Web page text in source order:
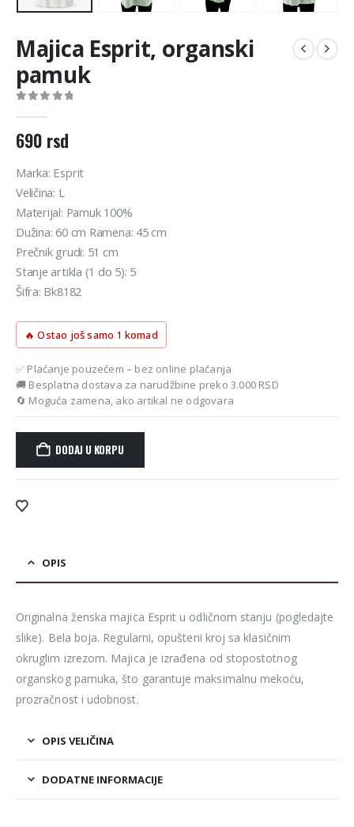
Majica Esprit, organski
pamuk
690 rsd
Marka: Esprit
Veličina: L
Materijal: Pamuk 100%
Dužina: 60 cm Ramena: 45 cm
Prečnik grudi: 51 cm
Stanje artikla (1 do 5): 5
Šifra: Bk8182
🔥 Ostao još samo 1 komad
✅ Plaćanje pouzećem – bez online plaćanja
🚚 Besplatna dostava za narudžbine preko 3.000 RSD
🔄 Moguća zamena, ako artikal ne odgovara
DODAJ U KORPU
Alternative:
OPIS
Originalna ženska majica Esprit u odličnom stanju (pogledajte
slike). Bela boja. Regularni, opušteni kroj sa klasičnim
okruglim izrezom. Majica je izrađena od stopostotnog
organskog pamuka, što garantuje maksimalnu mekoću,
prozračnost i udobnost.
OPIS VELIČINA
DODATNE INFORMACIJE